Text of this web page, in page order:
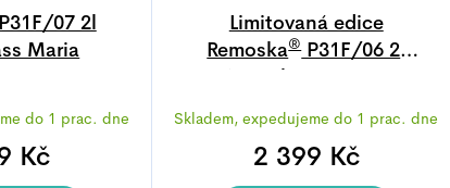
07 2l
Maria
do 1 prac. dne
Kč
Limitovaná edice
Remoska®P31F/06 2l
Prima Glass Magenta
hodnocení
produktu
Skladem, expedujeme do 1 prac. dne
2 399 Kč